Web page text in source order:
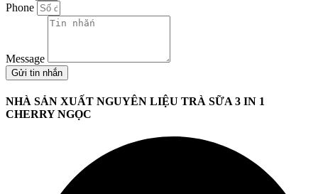
Phone
Message
Gửi tin nhắn
NHÀ SẢN XUẤT NGUYÊN LIỆU TRÀ SỮA 3 IN 1
CHERRY NGỌC